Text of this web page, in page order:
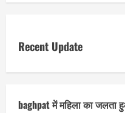
Recent Update
baghpat में महिला का